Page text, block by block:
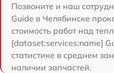
Позвоните и наш
Guide в Челябинске
стоимость работ над
[dataset:services:name]
статистике в среднем
наличии запчастей.